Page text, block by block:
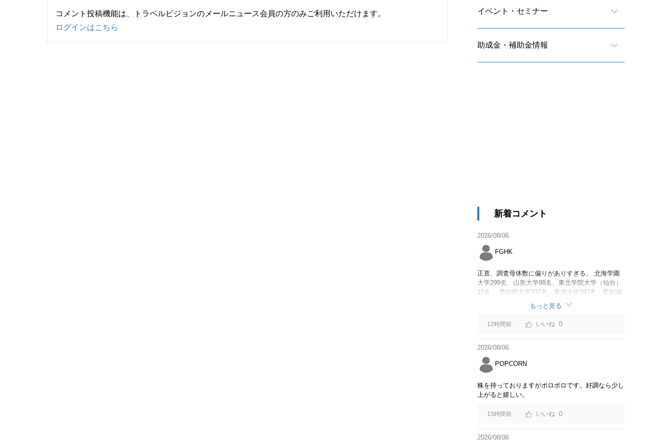
コメント投稿機能は、トラベルビジョンのメールニュース会員の方のみご利用いただけます。
ログインはこちら
イベント・セミナー
助成金・補助金情報
新着コメント
2026/08/06
FGHK
正直、調査母体数に偏りがありすぎる。 北海学園
大学299名、山形大学98名、東北学院大学（仙台）
15名、 早稲田大学337名、東洋大学197名、愛知淑
徳大学60名、 追手門学院大学（大阪）137名、安田
女子大学（広島）45名、 福岡大学62名、名桜大学
（沖縄）111名 調査と呼べるような内容でもない。
「Z世代の大学生海外旅行意識アンケート結果」に
変えた方が良いのでは？
もっと見る
12時間前 0
2026/08/06
POPCORN
株を持っておりますがボロボロです。好調なら少し
上がると嬉しい。
15時間前 0
2026/08/06